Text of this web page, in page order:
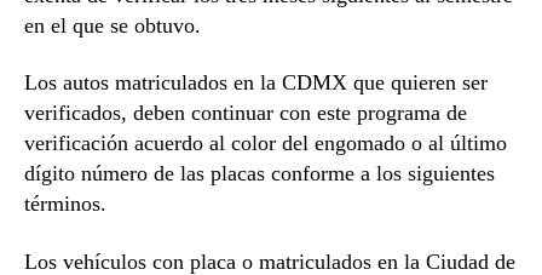
en el que se obtuvo.
Los autos matriculados en la CDMX que quieren ser
verificados, deben continuar con este programa de
verificación acuerdo al color del engomado o al último
dígito número de las placas conforme a los siguientes
términos.
Los vehículos con placa o matriculados en la Ciudad de